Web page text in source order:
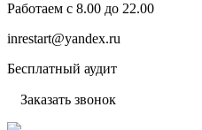
Работаем с 8.00 до 22.00
inrestart@yandex.ru
Бесплатный аудит
Заказать звонок